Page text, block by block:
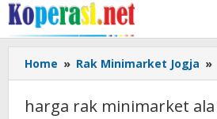
Skip
to
content
Home » Rak Minimarket Jogja »
harga rak minimarket